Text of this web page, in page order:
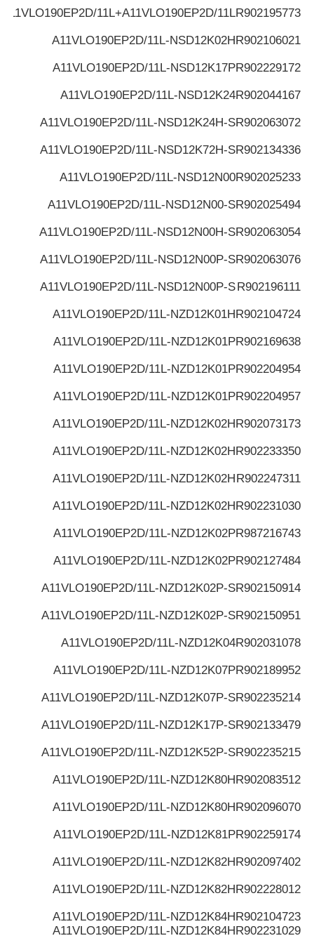
R902195773
A11VLO190EP2D/11L+A11VLO190EP2D/11L
R902106021
A11VLO190EP2D/11L-NSD12K02H
R902229172
A11VLO190EP2D/11L-NSD12K17P
R902044167
A11VLO190EP2D/11L-NSD12K24
R902063072
A11VLO190EP2D/11L-NSD12K24H-S
R902134336
A11VLO190EP2D/11L-NSD12K72H-S
R902025233
A11VLO190EP2D/11L-NSD12N00
R902025494
A11VLO190EP2D/11L-NSD12N00-S
R902063054
A11VLO190EP2D/11L-NSD12N00H-S
R902063076
A11VLO190EP2D/11L-NSD12N00P-S
R902196111
A11VLO190EP2D/11L-NSD12N00P-S
R902104724
A11VLO190EP2D/11L-NZD12K01H
R902169638
A11VLO190EP2D/11L-NZD12K01P
R902204954
A11VLO190EP2D/11L-NZD12K01P
R902204957
A11VLO190EP2D/11L-NZD12K01P
R902073173
A11VLO190EP2D/11L-NZD12K02H
R902233350
A11VLO190EP2D/11L-NZD12K02H
R902247311
A11VLO190EP2D/11L-NZD12K02H
R902231030
A11VLO190EP2D/11L-NZD12K02H
R987216743
A11VLO190EP2D/11L-NZD12K02P
R902127484
A11VLO190EP2D/11L-NZD12K02P
R902150914
A11VLO190EP2D/11L-NZD12K02P-S
R902150951
A11VLO190EP2D/11L-NZD12K02P-S
R902031078
A11VLO190EP2D/11L-NZD12K04
R902189952
A11VLO190EP2D/11L-NZD12K07P
R902235214
A11VLO190EP2D/11L-NZD12K07P-S
R902133479
A11VLO190EP2D/11L-NZD12K17P-S
R902235215
A11VLO190EP2D/11L-NZD12K52P-S
R902083512
A11VLO190EP2D/11L-NZD12K80H
R902096070
A11VLO190EP2D/11L-NZD12K80H
R902259174
A11VLO190EP2D/11L-NZD12K81P
R902097402
A11VLO190EP2D/11L-NZD12K82H
R902228012
A11VLO190EP2D/11L-NZD12K82H
R902104723
A11VLO190EP2D/11L-NZD12K84H
R902231029
A11VLO190EP2D/11L-NZD12K84H